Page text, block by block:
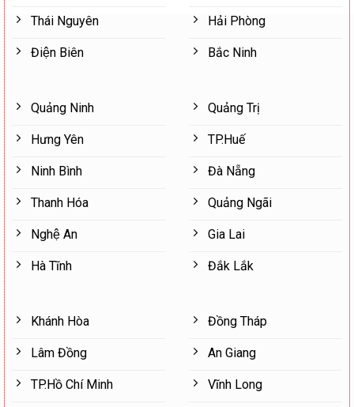
Thái Nguyên
Điện Biên
Hải Phòng
Bắc Ninh
Quảng Ninh
Hưng Yên
Ninh Bình
Thanh Hóa
Nghệ An
Hà Tĩnh
Quảng Trị
TP.Huế
Đà Nẵng
Quảng Ngãi
Gia Lai
Đắk Lắk
Khánh Hòa
Lâm Đồng
TP.Hồ Chí Minh
Đồng Tháp
An Giang
Vĩnh Long